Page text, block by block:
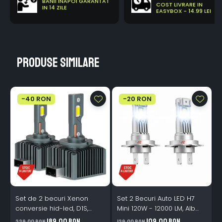
IN 14 ZILE
COST LIVRARE IN
EASYBOX - 14.99 LEI
Produse similare
-40 RON
Set de 2 becuri Xenon
conversie hid-led, D1S,
120W, 12.000lm, Canbus,
-20 RON
Set 2 Becuri Auto LED H7
Mini 120W - 12000 LM, Alb
Rece 6500K, Canbus